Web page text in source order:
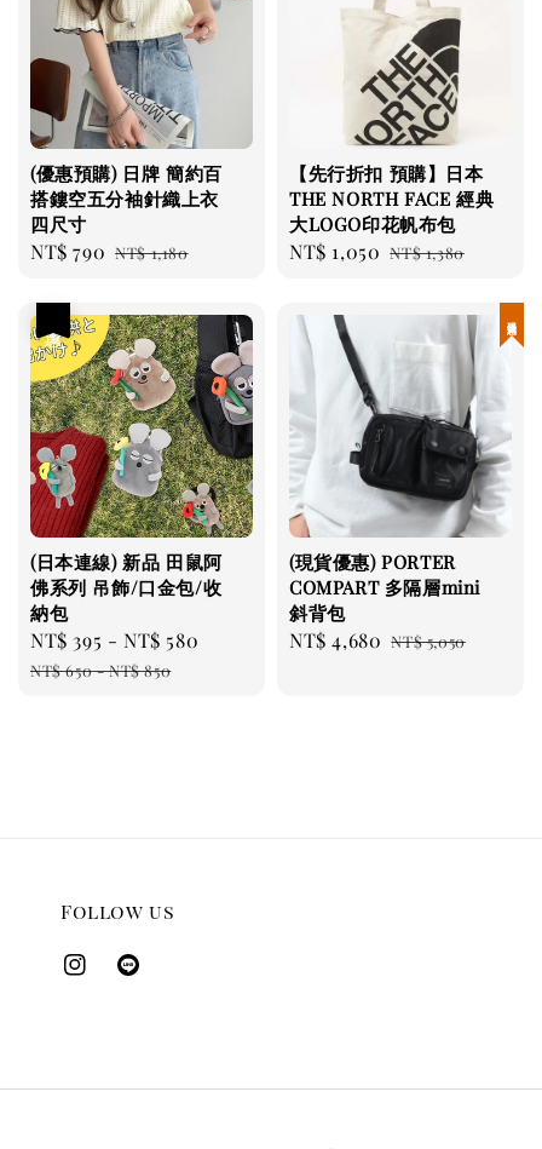
(優惠預購) 日牌 簡約百
搭鏤空五分袖針織上衣
四尺寸
Sale
NT$ 790 Regular
NT$ 1,180
【先行折扣 預購】日本
THE NORTH FACE 經典
大LOGO印花帆布包
Sale
NT$ 1,050 Regular
NT$ 1,380
(日本連線) 新品 田鼠阿
佛系列 吊飾/口金包/收
納包
Sale
price
NT$ 395 -NT$ 580
NT$ 650-NT$ 850
(現貨優惠) PORTER
COMPART 多隔層mini
斜背包
Sale
NT$ 4,680 Regular
NT$ 5,050
Follow us